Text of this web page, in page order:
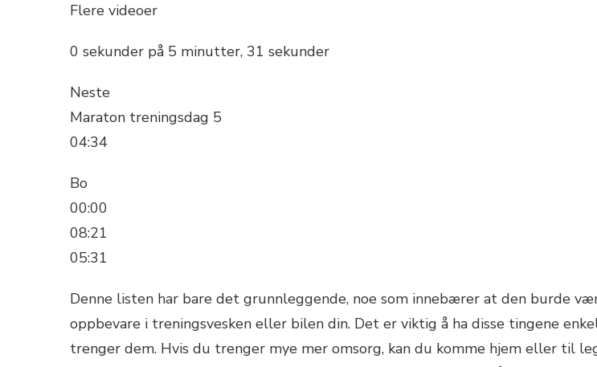
Flere videoer
0 sekunder på 5 minutter, 31 sekunder
Neste
Maraton treningsdag 5
04:34
Bo
00:00
08:21
05:31
Denne listen har bare det grunnleggende, noe som innebærer at den burde
oppbevare i treningsvesken eller bilen din. Det er viktig å ha disse tingene
trenger dem. Hvis du trenger mye mer omsorg, kan du komme hjem eller til